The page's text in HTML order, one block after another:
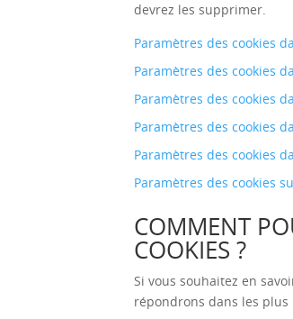
devrez les supprimer.
Paramètres des cookies
Paramètres des cookies
Paramètres des cookies
Paramètres des cookies
Paramètres des cookies
Paramètres des cookies
COMMENT
COOKIES ?
Si vous souhaitez en
répondrons dans les plus